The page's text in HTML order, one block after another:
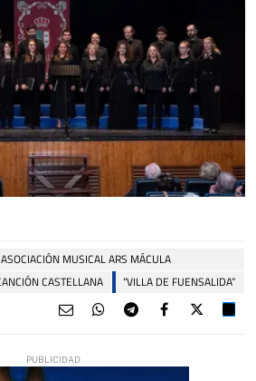
ASOCIACIÓN MUSICAL ARS MÁCULA
CASTELLANA
“VILLA DE FUENSALIDA”